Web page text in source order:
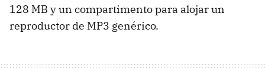
128 MB y un compartimento para alojar un
reproductor de MP3 genérico.